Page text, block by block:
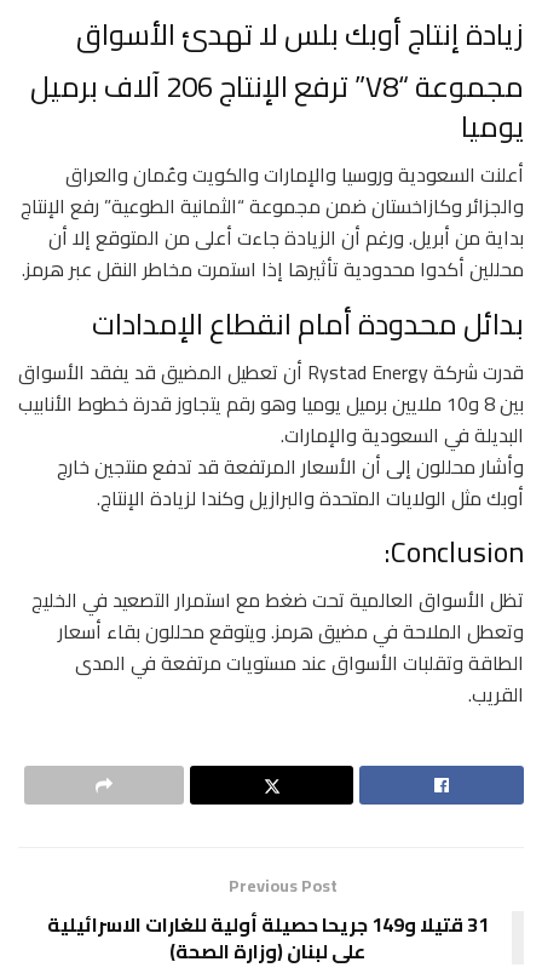
زيادة إنتاج أوبك بلس لا تهدئ الأسواق
مجموعة “V8” ترفع الإنتاج 206 آلاف برميل
يوميا
أعلنت السعودية وروسيا والإمارات والكويت وعُمان والعراق
والجزائر وكازاخستان ضمن مجموعة “الثمانية الطوعية” رفع الإنتاج
بداية من أبريل. ورغم أن الزيادة جاءت أعلى من المتوقع إلا أن
محللين أكدوا محدودية تأثيرها إذا استمرت مخاطر النقل عبر هرمز.
بدائل محدودة أمام انقطاع الإمدادات
قدرت شركة Rystad Energy أن تعطيل المضيق قد يفقد الأسواق
بين 8 و10 ملايين برميل يوميا وهو رقم يتجاوز قدرة خطوط الأنابيب
البديلة في السعودية والإمارات.
وأشار محللون إلى أن الأسعار المرتفعة قد تدفع منتجين خارج
أوبك مثل الولايات المتحدة والبرازيل وكندا لزيادة الإنتاج.
Conclusion:
تظل الأسواق العالمية تحت ضغط مع استمرار التصعيد في الخليج
وتعطل الملاحة في مضيق هرمز. ويتوقع محللون بقاء أسعار
الطاقة وتقلبات الأسواق عند مستويات مرتفعة في المدى
القريب.
Previous Post
31 قتيلا و149 جريحا حصيلة أولية للغارات الاسرائيلية
على لبنان (وزارة الصحة)